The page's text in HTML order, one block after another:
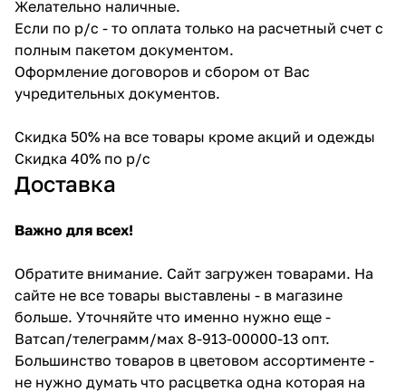
Желательно наличные.
Если по р/с - то оплата только на расчетный счет с
полным пакетом документом.
Оформление договоров и сбором от Вас
учредительных документов.
Скидка 50% на все товары кроме акций и одежды
Скидка 40% по р/с
Доставка
Важно для всех!
Обратите внимание. Сайт загружен товарами. На
сайте не все товары выставлены - в магазине
больше. Уточняйте что именно нужно еще -
Ватсап/телеграмм/мах 8-913-00000-13 опт.
Большинство товаров в цветовом ассортименте -
не нужно думать что расцветка одна которая на